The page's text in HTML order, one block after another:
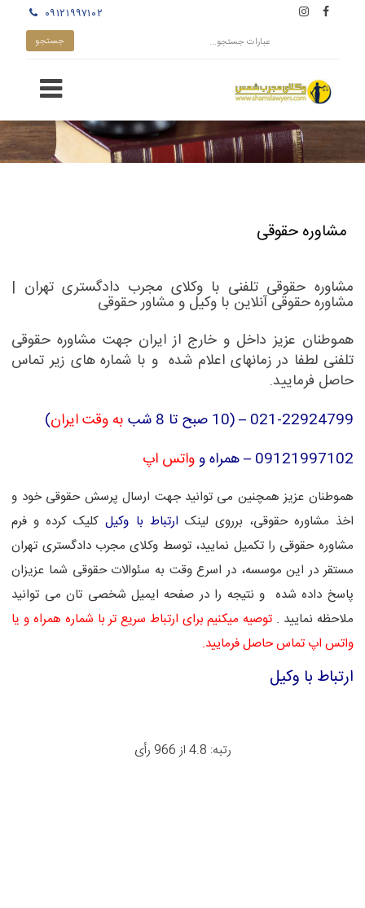
۰۹۱۲۱۹۹۷۱۰۲
مشاوره حقوقی
مشاوره حقوقی تلفنی با وکلای مجرب دادگستری تهران |
مشاوره حقوقی آنلاین با وکیل و مشاور حقوقی
هموطنان عزیز داخل و خارج از ایران جهت مشاوره حقوقی
تلفنی لطفا در زمانهای اعلام شده و با شماره های زیر تماس
حاصل فرمایید.
021-22924799 – (10 صبح تا 8 شب
به وقت ایران)
09121997102 –
همراه وواتس اپ
هموطنان عزیز همچنین می توانید جهت ارسال پرسش حقوقی خود و
اخذ مشاوره حقوقی، برروی لینک ارتباط با وکیلکلیک کرده و فرم
مشاوره حقوقی را تکمیل نمایید، توسط وکلای مجرب دادگستری تهران
مستقر در این موسسه، در اسرع وقت به سئوالات حقوقی شما عزیزان
پاسخ داده شده و نتیجه را در صفحه ایمیل شخصی تان می توانید
ملاحظه نمایید . توصیه میکنیم برای ارتباط سریع تر با شماره همراه و یا
واتس اپ تماس حاصل فرمایید.
ارتباط با وکیل
رتبه: 4.8 از 966 رأی